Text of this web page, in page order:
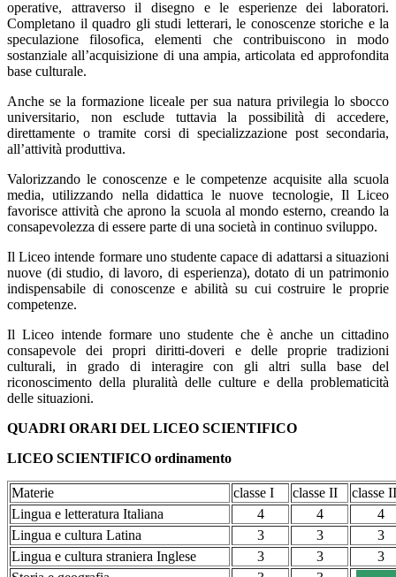
operative, attraverso il disegno e le esperienze dei laboratori.
Completano il quadro gli studi letterari, le conoscenze storiche e la
speculazione filosofica, elementi che contribuiscono in modo
sostanziale all’acquisizione di una ampia, articolata ed approfondita
base culturale.
Anche se la formazione liceale per sua natura privilegia lo sbocco
universitario, non esclude tuttavia la possibilità di accedere,
direttamente o tramite corsi di specializzazione post secondaria,
all’attività produttiva.
Valorizzando le conoscenze e le competenze acquisite alla scuola
media, utilizzando nella didattica le nuove tecnologie, Il Liceo
favorisce attività che aprono la scuola al mondo esterno, creando la
consapevolezza di essere parte di una società in continuo sviluppo.
Il Liceo intende formare uno studente capace di adattarsi a situazioni
nuove (di studio, di lavoro, di esperienza), dotato di un patrimonio
indispensabile di conoscenze e abilità su cui costruire le proprie
competenze.
Il Liceo intende formare uno studente che è anche un cittadino
consapevole dei propri diritti-doveri e delle proprie tradizioni
culturali, in grado di interagire con gli altri sulla base del
riconoscimento della pluralità delle culture e della problematicità
delle situazioni.
QUADRI ORARI DEL LICEO SCIENTIFICO
LICEO SCIENTIFICO ordinamento
Materie classe I classe II
classe
Lingua e letteratura Italiana
4 4
4
Lingua e cultura Latina
3 3
3
Lingua e cultura straniera Inglese
3 3
3